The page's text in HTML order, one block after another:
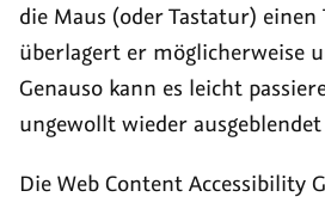
die Maus (oder Tastatur) einen
überlagert er möglicherweise
Genauso kann es leicht
ungewollt wieder
Die Web Content Accessibility